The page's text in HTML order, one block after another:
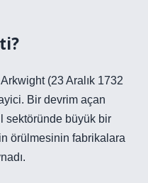
(23 Aralık 1732
Bir devrim açan
sektöründe büyük bir
örülmesinin fabrikalara